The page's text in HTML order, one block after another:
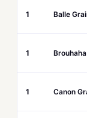
1 Balle
1 Brouhaha
1 Canon